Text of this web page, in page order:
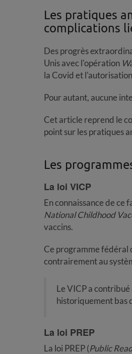
Les pratiques
complications
Des progrès
Unis avec l'opération
la Covid et
Pour autant, aucune
Cet article reprend le
point sur les pratiques
Les
La loi VICP
En connaissance de
National Childhood
vaccins.
Ce programme fédéral
contrairement au
Le VICP a
historiquement bas
La loi PREP
La loi PREP (Public